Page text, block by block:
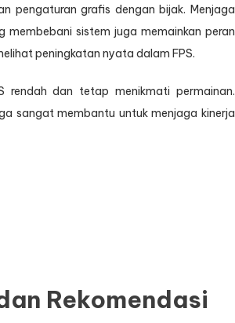
pengaturan grafis dengan bijak. Menjaga
sistem juga memainkan peran
peningkatan nyata dalam FPS.
rendah dan tetap menikmati permainan.
sangat membantu untuk menjaga kinerja
Rekomendasi